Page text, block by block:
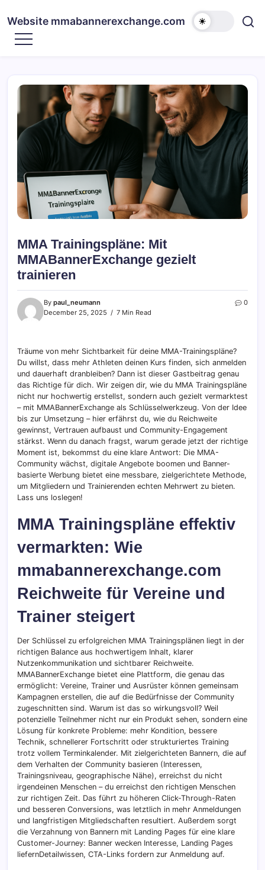
to
content
Website mmabannerexchange.com
MMA Trainingspläne: Mit
MMABannerExchange gezielt
trainieren
By paul_neumann
December 25, 2025
7 Min Read
0
Träume von mehr Sichtbarkeit für deine MMA-Trainingspläne?
Du willst, dass mehr Athleten deinen Kurs finden, sich anmelden
und dauerhaft dranbleiben? Dann ist dieser Gastbeitrag genau
das Richtige für dich. Wir zeigen dir, wie du MMA Trainingspläne
nicht nur hochwertig erstellst, sondern auch gezielt vermarktest
– mit MMABannerExchange als Schlüsselwerkzeug. Von der Idee
bis zur Umsetzung – hier erfährst du, wie du Reichweite
gewinnst, Vertrauen aufbaust und Community-Engagement
stärkst. Wenn du danach fragst, warum gerade jetzt der richtige
Moment ist, bekommst du eine klare Antwort: Die MMA-
Community wächst, digitale Angebote boomen und Banner-
basierte Werbung bietet eine messbare, zielgerichtete Methode,
um Mitgliedern und Trainierenden echten Mehrwert zu bieten.
Lass uns loslegen!
MMA Trainingspläne effektiv
vermarkten: Wie
mmabannerexchange.com
Reichweite für Vereine und
Trainer steigert
Der Schlüssel zu erfolgreichen MMA Trainingsplänen liegt in der
richtigen Balance aus hochwertigem Inhalt, klarer
Nutzenkommunikation und sichtbarer Reichweite.
MMABannerExchange bietet eine Plattform, die genau das
ermöglicht: Vereine, Trainer und Ausrüster können gemeinsam
Kampagnen erstellen, die auf die Bedürfnisse der Community
zugeschnitten sind. Warum ist das so wirkungsvoll? Weil
potenzielle Teilnehmer nicht nur ein Produkt sehen, sondern eine
Lösung für konkrete Probleme: mehr Kondition, bessere
Technik, schnellerer Fortschritt oder strukturiertes Training
trotz vollem Terminkalender. Mit zielgerichteten Bannern, die auf
dem Verhalten der Community basieren (Interessen,
Trainingsniveau, geographische Nähe), erreichst du nicht
irgendeinen Menschen – du erreichst den richtigen Menschen
zur richtigen Zeit. Das führt zu höheren Click-Through-Raten
und besseren Conversions, was letztlich in mehr Anmeldungen
und langfristigen Mitgliedschaften resultiert. Außerdem sorgt
die Verzahnung von Bannern mit Landing Pages für eine klare
Customer-Journey: Banner wecken Interesse, Landing Pages
liefernDetailwissen, CTA-Links fordern zur Anmeldung auf.